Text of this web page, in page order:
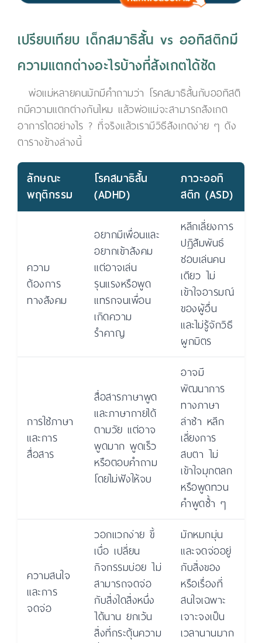
เปรียบเทียบ เด็กสมาธิสั้น vs ออทิสติกมี
ความแตกต่างอะไรบ้างที่สังเกตได้ชัด
พ่อแม่หลายคนมักมีคำถามว่า โรคสมาธิสั้นกับออทิสติ
กมีความแตกต่างกันไหม แล้วพ่อแม่จะสามารถสังเกต
อาการไดอย่างไร ? ที่จริงแล้วเรามีวิธีสังเกตง่าย ๆ ดัง
ตารางข้างล่างนี้
ลักษณะ
พฤติกรรม
โรคสมาธิสั้น
(ADHD)
ภาวะออทิ
สติก (ASD)
ความ
ต้องการ
ทางสังคม
อยากมีเพื่อนและ
อยากเข้าสังคม
แต่อาจเล่น
รุนแรงหรือพูด
แทรกจนเพื่อน
เกิดความ
รำคาญ
หลีกเลี่ยงการ
ปฏิสัมพันธ์
ชอบเล่นคน
เดียว ไม่
เข้าใจอารมณ์
ของผู้อื่น
และไม่รู้จักวิธี
ผูกมิตร
การใช้ภาษา
และการ
สื่อสาร
สื่อสารภาษาพูด
และภาษากายได้
ตามวัย แต่อาจ
พูดมาก พูดเร็ว
หรือตอบคำถาม
โดยไม่ฟังให้จบ
อาจมี
พัฒนาการ
ทางภาษา
ล่าช้า หลีก
เลี่ยงการ
สบตา ไม่
เข้าใจมุกตลก
หรือพูดทวน
คำพูดซ้ำ ๆ
ความสนใจ
และการ
จดจ่อ
วอกแวกง่าย ขี้
เบื่อ เปลี่ยน
กิจกรรมบ่อย ไม่
สามารถจดจ่อ
กับสิ่งใดสิ่งหนึ่ง
ได้นาน ยกเว้น
สิ่งที่กระตุ้นความ
มักหมกมุ่น
และจดจ่ออยู่
กับสิ่งของ
หรือเรื่องที่
สนใจเฉพาะ
เจาะจงเป็น
เวลานานมาก